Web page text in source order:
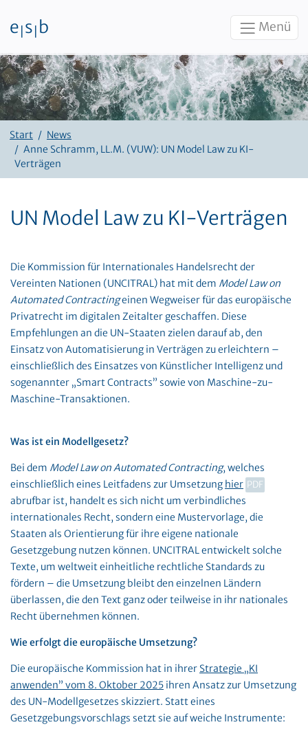
Zum Inhalt
e s b Menü
Start
News
Anne Schramm, LL.M. (VUW): UN Model Law zu KI-
Verträgen
UN Model Law zu KI-Verträgen
Die Kommission für Internationales Handelsrecht der
Vereinten Nationen (UNCITRAL) hat mit dem Model Law on
Automated Contractingeinen Wegweiser für das europäische
Privatrecht im digitalen Zeitalter geschaffen. Diese
Empfehlungen an die UN-Staaten zielen darauf ab, den
Einsatz von Automatisierung in Verträgen zu erleichtern –
einschließlich des Einsatzes von Künstlicher Intelligenz und
sogenannter „Smart Contracts” sowie von Maschine-zu-
Maschine-Transaktionen.
Was ist ein Modellgesetz?
Bei dem Model Law on Automated Contracting, welches
einschließlich eines Leitfadens zur Umsetzung hier
abrufbar ist, handelt es sich nicht um verbindliches
internationales Recht, sondern eine Mustervorlage, die
Staaten als Orientierung für ihre eigene nationale
Gesetzgebung nutzen können. UNCITRAL entwickelt solche
Texte, um weltweit einheitliche rechtliche Standards zu
fördern – die Umsetzung bleibt den einzelnen Ländern
überlassen, die den Text ganz oder teilweise in ihr nationales
Recht übernehmen können.
Wie erfolgt die europäische Umsetzung?
Die europäische Kommission hat in ihrer Strategie „KI
anwenden” vom 8. Oktober 2025 ihren Ansatz zur Umsetzung
des UN-Modellgesetzes skizziert. Statt eines
Gesetzgebungsvorschlags setzt sie auf weiche Instrumente: